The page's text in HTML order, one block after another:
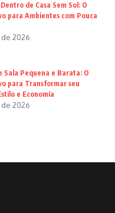
de Casa Sem Sol: O
para Ambientes com Pouca
2026
Sala Pequena e Barata: O
para Transformar seu
e Economia
2026